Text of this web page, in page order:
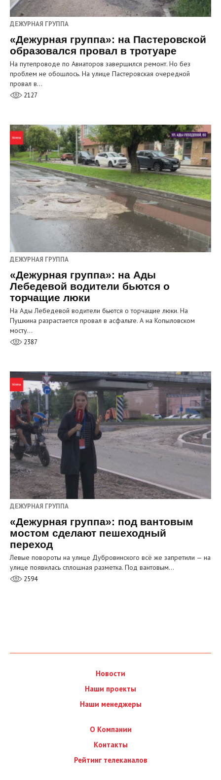
ДЕЖУРНАЯ ГРУППА
«Дежурная группа»: на Пастеровской
образовался провал в тротуаре
На путепроводе по Авиаторов завершился ремонт. Но без
проблем не обошлось. На улице Пастеровская очередной
провал в…
2127
ДЕЖУРНАЯ ГРУППА
«Дежурная группа»: на Ады
Лебедевой водители бьются о
торчащие люки
На Ады Лебедевой водители бьются о торчащие люки. На
Пушкина разрастается провал в асфальте. А на Копыловском
мосту…
2387
ДЕЖУРНАЯ ГРУППА
«Дежурная группа»: под вантовым
мостом сделают пешеходный
переход
Левые повороты на улице Дубровинского всё же запретили — на
улице появилась сплошная разметка. Под вантовым…
2594
Новости
Наши проекты
Наши менеджеры
О Компании
Контакты
Рейтинг телеканалов